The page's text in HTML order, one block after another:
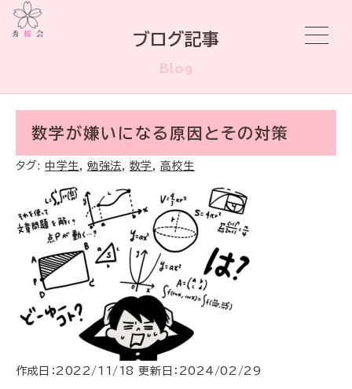
ブログ記事
Blog
数学が嫌いになる原因とその対策
タグ: 中学生 ,勉強法, 数学,高校生
作成日： 2022/11/18 更新日： 2024/02/29